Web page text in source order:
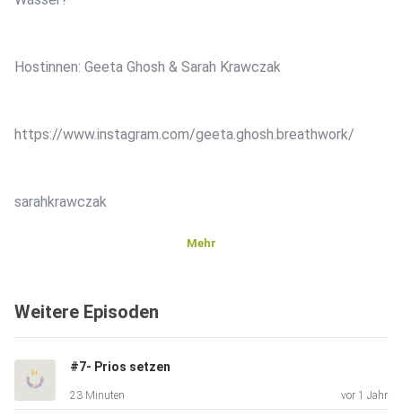
Hostinnen: Geeta Ghosh & Sarah Krawczak
https://www.instagram.com/geeta.ghosh.breathwork/
sarahkrawczak
allen gängigen Podcast-Plattformen. Für alle Updates
hier: bv069xx
Mehr
Weitere Episoden
#7- Prios setzen
23 Minuten vor 1 Jahr